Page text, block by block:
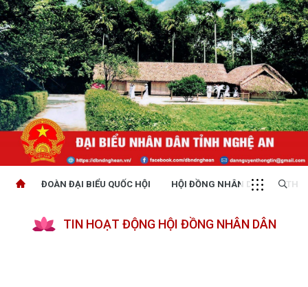
ĐOÀN ĐẠI BIỂU QUỐC HỘI HỘI ĐỒNG NHÂN DÂN
TIN HOẠT ĐỘNG HỘI ĐỒNG NHÂN DÂN